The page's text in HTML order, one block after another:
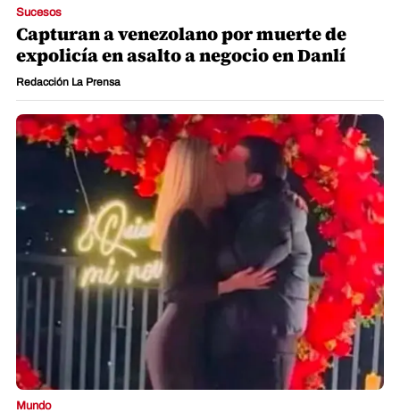
Sucesos
Capturan a venezolano por muerte de
expolicía en asalto a negocio en Danlí
Redacción La Prensa
Mundo